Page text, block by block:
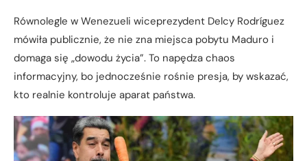
Równolegle w Wenezueli wiceprezydent Delcy Rodríguez
mówiła publicznie, że nie zna miejsca pobytu Maduro i
domaga się „dowodu życia”. To napędza chaos
informacyjny, bo jednocześnie rośnie presja, by wskazać,
kto realnie kontroluje aparat państwa.